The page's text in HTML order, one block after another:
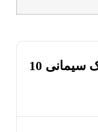
فهرست مطالب بلوک سبک سیمانی 10